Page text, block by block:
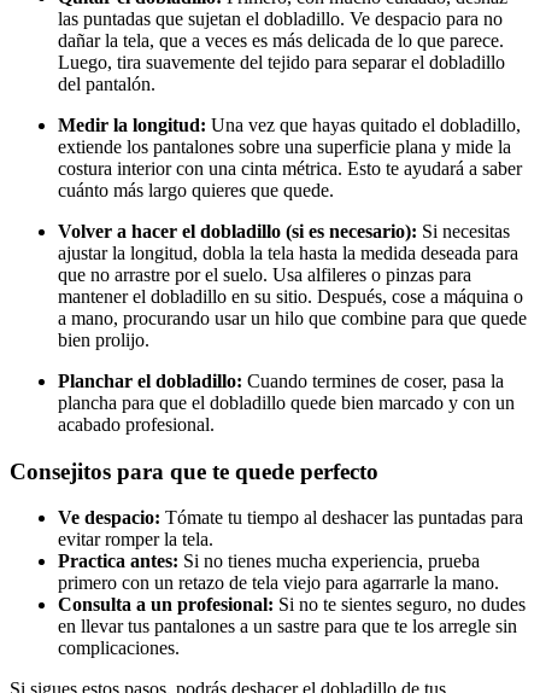
las puntadas que sujetan el dobladillo. Ve despacio para no
dañar la tela, que a veces es más delicada de lo que parece.
Luego, tira suavemente del tejido para separar el dobladillo
del pantalón.
Medir la longitud: Una vez que hayas quitado el dobladillo,
extiende los pantalones sobre una superficie plana y mide la
costura interior con una cinta métrica. Esto te ayudará a saber
cuánto más largo quieres que quede.
Volver a hacer el dobladillo (si es necesario): Si necesitas
ajustar la longitud, dobla la tela hasta la medida deseada para
que no arrastre por el suelo. Usa alfileres o pinzas para
mantener el dobladillo en su sitio. Después, cose a máquina o
a mano, procurando usar un hilo que combine para que quede
bien prolijo.
Planchar el dobladillo: Cuando termines de coser, pasa la
plancha para que el dobladillo quede bien marcado y con un
acabado profesional.
Consejitos para que te quede perfecto
Ve despacio: Tómate tu tiempo al deshacer las puntadas para
evitar romper la tela.
Practica antes: Si no tienes mucha experiencia, prueba
primero con un retazo de tela viejo para agarrarle la mano.
Consulta a un profesional: Si no te sientes seguro, no dudes
en llevar tus pantalones a un sastre para que te los arregle sin
complicaciones.